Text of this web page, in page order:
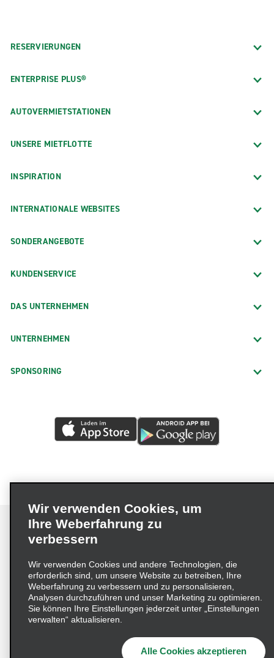
RESERVIERUNGEN
ENTERPRISE PLUS®
AUTOVERMIETSTATIONEN
UNSERE MIETFLOTTE
INSPIRATION
INTERNATIONALE WEBSITES
SONDERANGEBOTE
KUNDENSERVICE
DAS UNTERNEHMEN
UNTERNEHMEN
SPONSORING
Impressum Nutzungsbedingungen
Datenschutzrichtlinie
Cookie-Richtlinie
Datenschutzoptionen
Lieferkettensorgfaltspflichtengesetz (LkSG) Grundsatzerklärung
Beschwerdeverfahren nach dem
Wir verwenden Cookies, um
Ihre Weberfahrung zu
verbessern
Wir verwenden Cookies und andere Technologien, die
erforderlich sind, um unsere Website zu betreiben, Ihre
Weberfahrung zu verbessern und zu personalisieren,
Analysen durchzuführen und unser Marketing zu optimieren.
Sie können Ihre Einstellungen jederzeit unter „Einstellungen
verwalten“ aktualisieren.
Alle Cookies akzeptieren